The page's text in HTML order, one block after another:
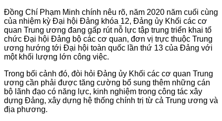
Đồng Chí Phạm Minh chính nêu rõ, năm 2020 năm cuối cùng
của nhiệm kỳ Đại hội Đảng khóa 12, Đảng ủy Khối các cơ
quan Trung ương đang gấp rút nỗ lực tập trung triển khai tổ
chức Đại hội Đảng bộ các cơ quan, đơn vị trực thuộc Trung
ương hướng tới Đại hội toàn quốc lần thứ 13 của Đảng với
một khối lượng lớn công việc.
Trong bối cảnh đó, đòi hỏi Đảng ủy Khối các cơ quan Trung
ương cần phải được tăng cường bổ sung thêm những cán
bộ lãnh đạo có năng lực, kinh nghiệm trong công tác xây
dựng Đảng, xây dựng hệ thống chính trị từ cả Trung ương và
địa phương.